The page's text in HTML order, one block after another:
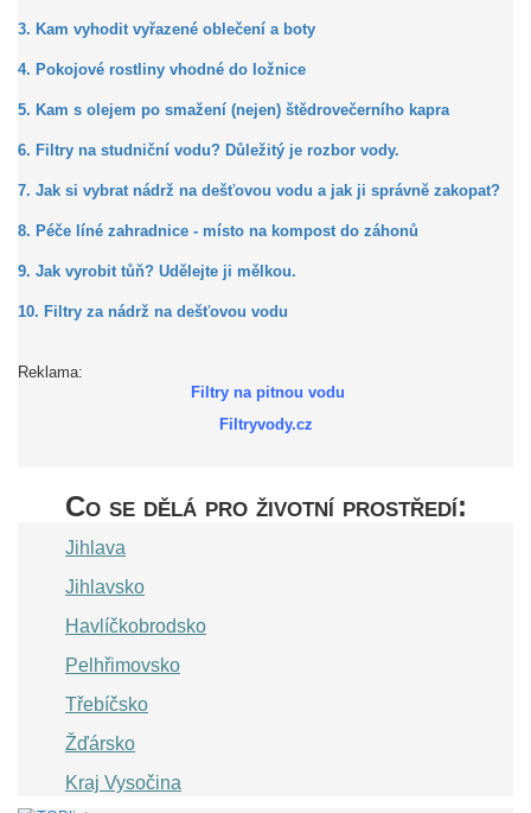
3. Kam vyhodit vyřazené oblečení a boty
4. Pokojové rostliny vhodné do ložnice
5. Kam s olejem po smažení (nejen) štědrovečerního kapra
6. Filtry na studniční vodu? Důležitý je rozbor vody.
7. Jak si vybrat nádrž na dešťovou vodu a jak ji správně zakopat?
8. Péče líné zahradnice - místo na kompost do záhonů
9. Jak vyrobit tůň? Udělejte ji mělkou.
10. Filtry za nádrž na dešťovou vodu
Reklama:
Filtry na pitnou vodu
Filtryvody.cz
Co se dělá pro životní prostředí:
Jihlava
Jihlavsko
Havlíčkobrodsko
Pelhřimovsko
Třebíčsko
Žďársko
Kraj Vysočina